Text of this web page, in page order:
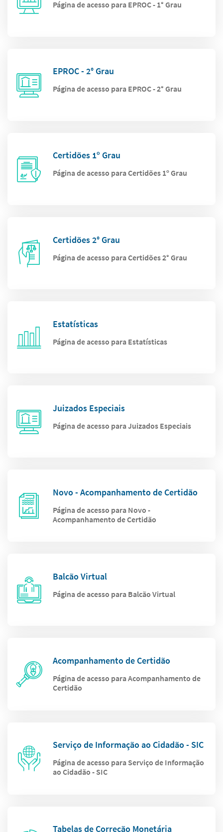
Página de acesso para EPROC - 1° Grau
EPROC - 2° Grau
Página de acesso para EPROC - 2° Grau
Certidões 1º Grau
Página de acesso para Certidões 1º Grau
Certidões 2° Grau
Página de acesso para Certidões 2° Grau
Estatísticas
Página de acesso para Estatísticas
Juizados Especiais
Página de acesso para Juizados Especiais
Novo - Acompanhamento de Certidão
Página de acesso para Novo -
Acompanhamento de Certidão
Balcão Virtual
Página de acesso para Balcão Virtual
Acompanhamento de Certidão
Página de acesso para Acompanhamento de
Certidão
Serviço de Informação ao Cidadão - SIC
Página de acesso para Serviço de Informação
ao Cidadão - SIC
Tabelas de Correção Monetária